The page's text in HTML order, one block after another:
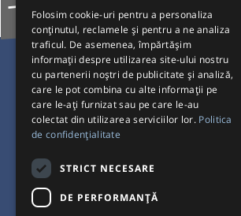
Pentru Călători
Curse autobuz
Plecări/Sosiri
Setări de cookie-uri
Folosim cookie-uri pentru a personaliza
conținutul, reclamele și pentru a ne analiza
traficul. De asemenea, împărtășim
informații despre utilizarea site-ului nostru
cu partenerii noștri de publicitate și analiză,
care le pot combina cu alte informații pe
care le-ați furnizat sau pe care le-au
colectat din utilizarea serviciilor lor. Politica
de confidențialitate
STRICT NECESARE
DE PERFORMANȚĂ